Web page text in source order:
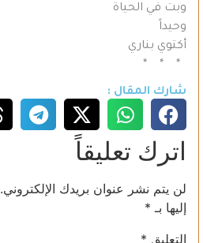
وبت في الحياة
وحيداً
أكتوي بناري
* * *
شارك المقال :
اترك تعليقاً
لن يتم نشر عنوان بريدك الإلكتروني.
إليها بـ *
التعليق *